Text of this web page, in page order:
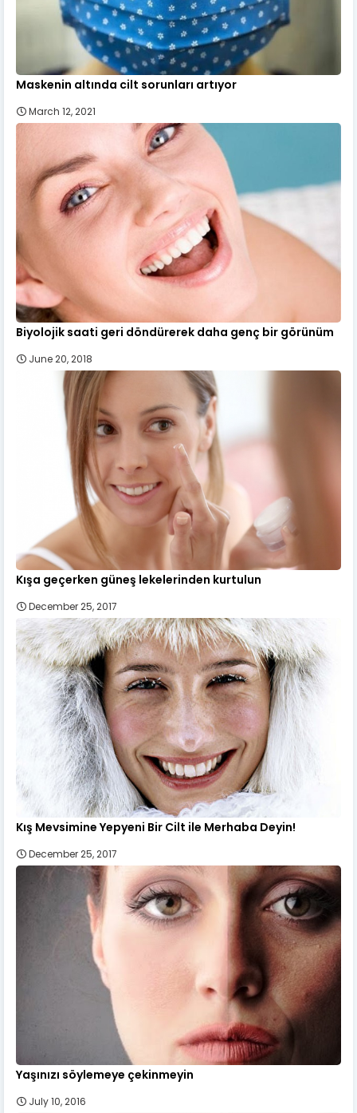
Maskenin altında cilt sorunları artıyor
March 12, 2021
Biyolojik saati geri döndürerek daha genç bir görünüm
June 20, 2018
Kışa geçerken güneş lekelerinden kurtulun
December 25, 2017
Kış Mevsimine Yepyeni Bir Cilt ile Merhaba Deyin!
December 25, 2017
Yaşınızı söylemeye çekinmeyin
July 10, 2016